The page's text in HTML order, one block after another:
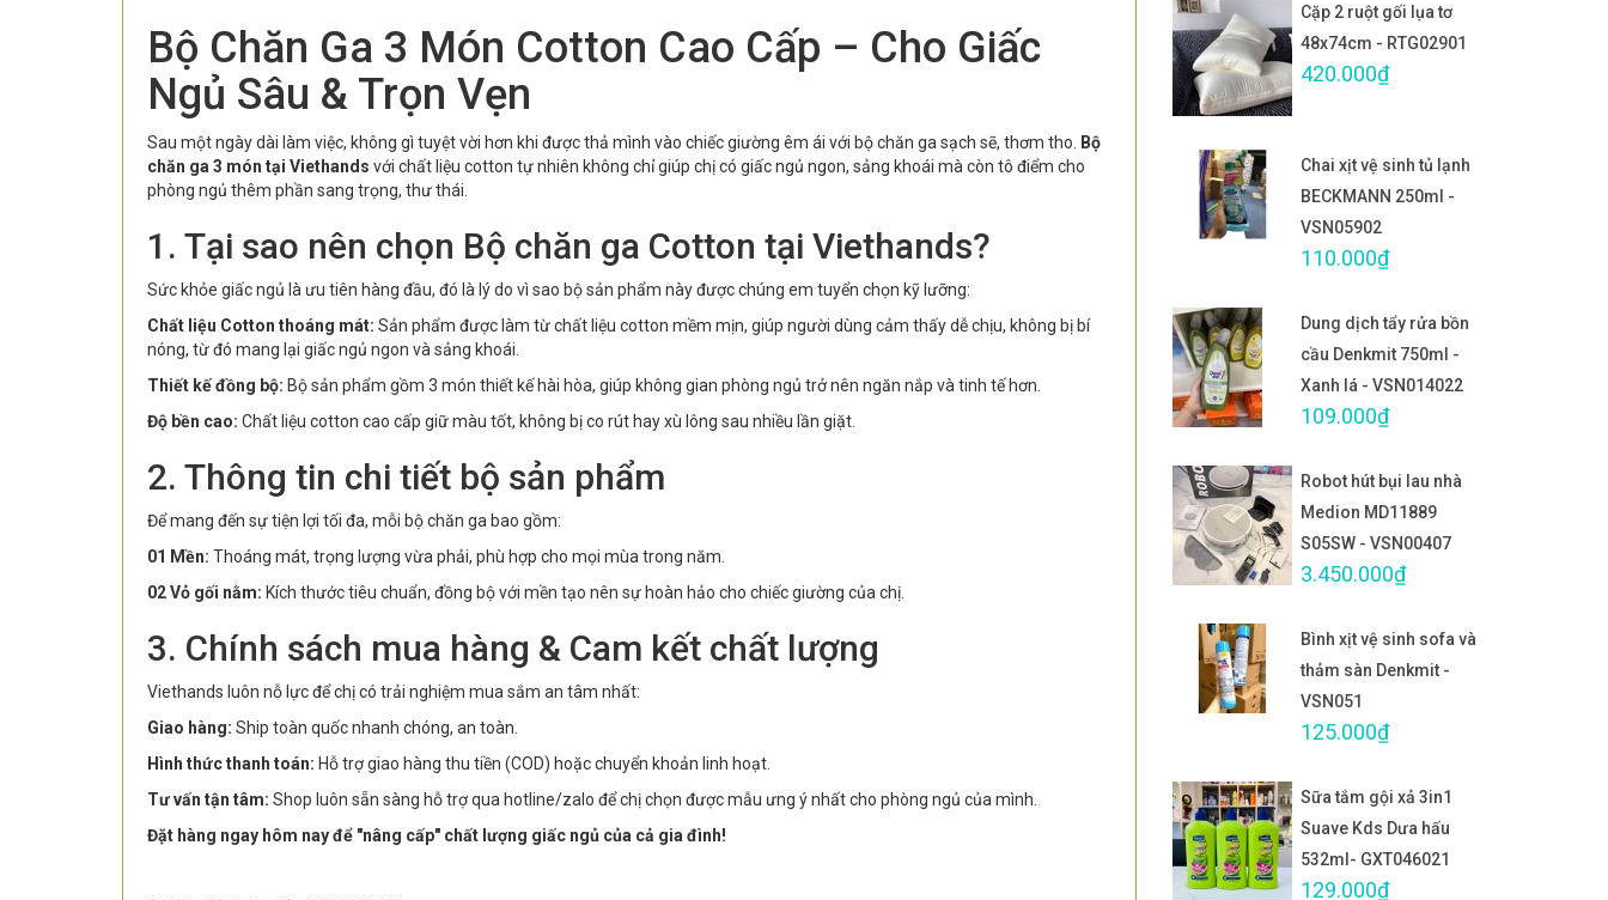
Bộ Chăn Ga 3 Món Cotton Cao Cấp – Cho Giấc
Ngủ Sâu & Trọn Vẹn
Sau một ngày dài làm việc, không gì tuyệt vời hơn khi được thả mình vào chiếc giường êm ái với bộ chăn ga sạch sẽ, thơm tho. Bộ
chăn ga 3 món tại Viethands với chất liệu cotton tự nhiên không chỉ giúp chị có giấc ngủ ngon, sảng khoái mà còn tô điểm cho
phòng ngủ thêm phần sang trọng, thư thái.
1. Tại sao nên chọn Bộ chăn ga Cotton tại Viethands?
Sức khỏe giấc ngủ là ưu tiên hàng đầu, đó là lý do vì sao bộ sản phẩm này được chúng em tuyển chọn kỹ lưỡng:
Chất liệu Cotton thoáng mát: Sản phẩm được làm từ chất liệu cotton mềm mịn, giúp người dùng cảm thấy dễ chịu, không bị bí
nóng, từ đó mang lại giấc ngủ ngon và sảng khoái.
Thiết kế đồng bộ: Bộ sản phẩm gồm 3 món thiết kế hài hòa, giúp không gian phòng ngủ trở nên ngăn nắp và tinh tế hơn.
Độ bền cao: Chất liệu cotton cao cấp giữ màu tốt, không bị co rút hay xù lông sau nhiều lần giặt.
2. Thông tin chi tiết bộ sản phẩm
Để mang đến sự tiện lợi tối đa, mỗi bộ chăn ga bao gồm:
01 Mền: Thoáng mát, trọng lượng vừa phải, phù hợp cho mọi mùa trong năm.
02 Vỏ gối nằm: Kích thước tiêu chuẩn, đồng bộ với mền tạo nên sự hoàn hảo cho chiếc giường của chị.
3. Chính sách mua hàng & Cam kết chất lượng
Viethands luôn nỗ lực để chị có trải nghiệm mua sắm an tâm nhất:
Giao hàng: Ship toàn quốc nhanh chóng, an toàn.
Hình thức thanh toán: Hỗ trợ giao hàng thu tiền (COD) hoặc chuyển khoản linh hoạt.
Tư vấn tận tâm: Shop luôn sẵn sàng hỗ trợ qua hotline/zalo để chị chọn được mẫu ưng ý nhất cho phòng ngủ của mình.
Đặt hàng ngay hôm nay để "nâng cấp" chất lượng giấc ngủ của cả gia đình!
Cặp 2 ruột gối lụa tơ
48x74cm - RTG02901
420.000₫
Chai xịt vệ sinh tủ lạnh
BECKMANN 250ml -
VSN05902
110.000₫
Dung dịch tẩy rửa bồn
cầu Denkmit 750ml -
Xanh lá - VSN014022
109.000₫
Robot hút bụi lau nhà
Medion MD11889
S05SW - VSN00407
3.450.000₫
Bình xịt vệ sinh sofa và
thảm sàn Denkmit -
VSN051
125.000₫
Sữa tắm gội xả 3in1
Suave Kds Dưa hấu
532ml- GXT046021
129.000₫